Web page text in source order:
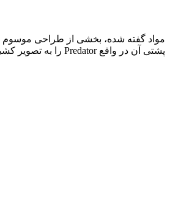
پشتی آن در واقع Predator را به تصویر کشیده است.